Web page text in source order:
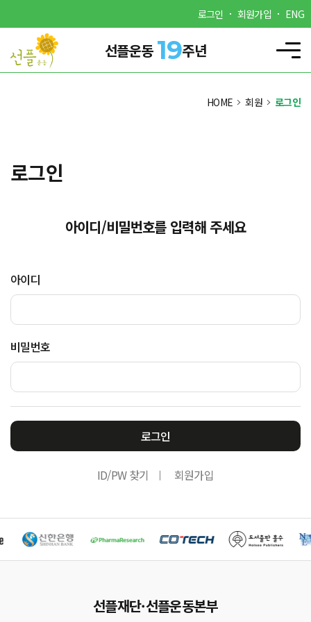
로그인 회원가입 ENG
선플운동 19주년
HOME 회원 로그인
로그인
아이디/비밀번호를 입력해 주세요
아이디
비밀번호
로그인
ID/PW 찾기 회원가입
선플재단·선플운동본부